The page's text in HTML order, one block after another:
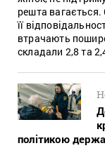
решта вагається.
її
втрачають
складали 2,8 та
політикою